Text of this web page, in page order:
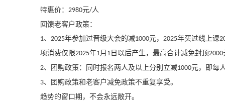
特惠价： 2980元/人
回馈老客户政策：
1、 2025年参加过晋级大会的减1000元， 2025年买过线上课
项消费仅限2025年1月 1 日以后产生，最高合计减免封顶2000
2、团购政策：同时报名两人及以上分别立减1000元，即每
3、团购政策和老客户减免政策不重复享受。
趋势的窗口期，不会永远敞开。